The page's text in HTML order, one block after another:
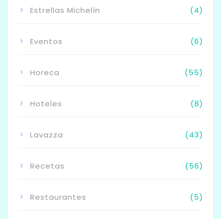
Estrellas Michelín (4)
Eventos (6)
Horeca (55)
Hoteles (8)
Lavazza (43)
Recetas (56)
Restaurantes (5)